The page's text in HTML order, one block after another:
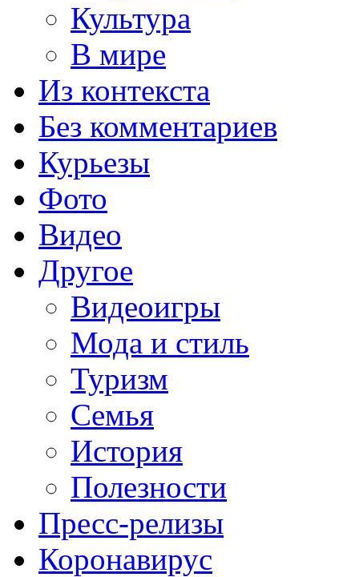
Культура
В мире
Из контекста
Без комментариев
Курьезы
Фото
Видео
Другое
Видеоигры
Мода и стиль
Туризм
Семья
История
Полезности
Пресс-релизы
Коронавирус